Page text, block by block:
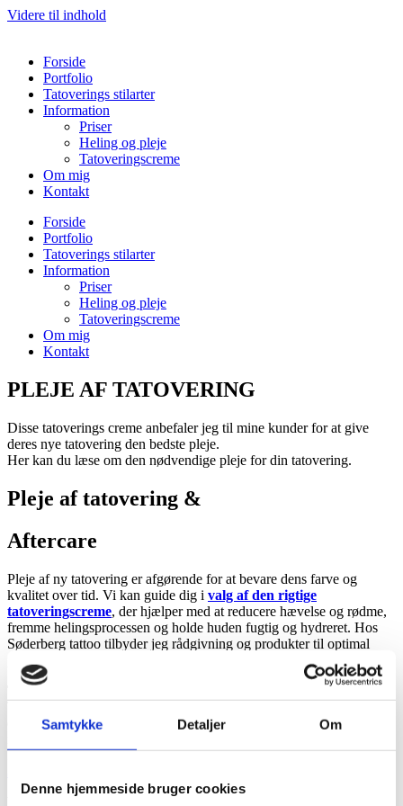
Samtykke Detaljer Om
Denne hjemmeside bruger cookies
Videre til indhold
Forside
Portfolio
Tatoverings stilarter
Information
Priser
Heling og pleje
Tatoveringscreme
Om mig
Kontakt
Forside
Portfolio
Tatoverings stilarter
Information
Priser
Heling og pleje
Tatoveringscreme
Om mig
Kontakt
PLEJE AF TATOVERING
Disse tatoverings creme anbefaler jeg til mine kunder for at give
deres nye tatovering den bedste pleje.
Her kan du læse om den nødvendige pleje for din tatovering.
Pleje af tatovering &
Aftercare
Pleje af ny tatovering er afgørende for at bevare dens farve og
kvalitet over tid. Vi kan guide dig i valg af den rigtige
tatoveringscreme, der hjælper med at reducere hævelse og rødme,
fremme helingsprocessen og holde huden fugtig og hydreret. Hos
Søderberg tattoo tilbyder jeg rådgivning og produkter til optimal
Tattoo Aftercare:
den og følger disse gode råd og vejledning, da 50% af det endelige
Husk at bruge din sunde fornuft – det er et åbent sår du har fået.